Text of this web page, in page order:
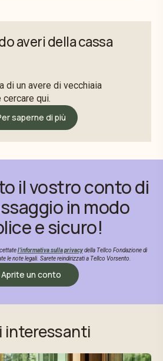
averi della cassa
di un avere di vecchiaia
qui.
saperne di più
il vostro conto di
in modo
e sicuro!
l’informativa sulla privacy della Tellco Fondazione di
le note legali. Sarete reindirizzati a Tellco Vorsento.
Aprite un conto